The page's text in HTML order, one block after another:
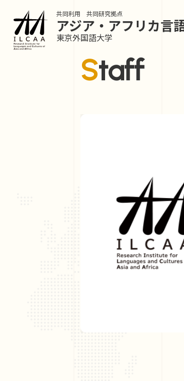
共同利用 共同研究拠点
アジア・アフリカ言
東京外国語大学
Staff